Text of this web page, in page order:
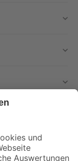
verpassen!